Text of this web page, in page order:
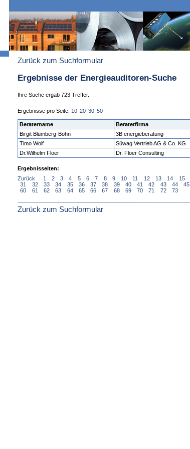
Zurück zum Suchformular
Ergebnisse der Energieauditoren-Suche
Ihre Suche ergab 723 Treffer.
Ergebnisse pro Seite: 10 20 30 50
Beratername Beraterfirma
Birgit Blumberg-Bohn
3B energieberatung
Timo Wolf
Süwag Vertrieb AG & Co. KG
Dr.Wilhelm Floer
Dr. Floer Consulting
Ergebnisseiten:
Zurück
1 2 3 4 5 6 7 8 9 10 11 12 13 14 15
31
32 33 34 35 36 37 38 39 40 41 42 43 44 45
60
61 62 63 64 65 66 67 68 69 70 71 72 73
Zurück zum Suchformular